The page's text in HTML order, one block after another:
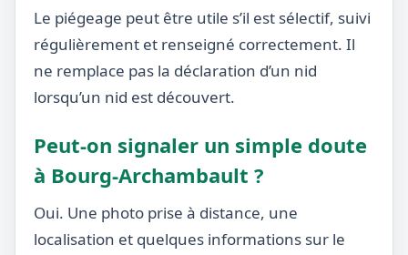
Le piégeage peut être utile s’il est sélectif, suivi
régulièrement et renseigné correctement. Il
ne remplace pas la déclaration d’un nid
lorsqu’un nid est découvert.
Peut-on signaler un simple doute
à Bourg-Archambault ?
Oui. Une photo prise à distance, une
localisation et quelques informations sur le